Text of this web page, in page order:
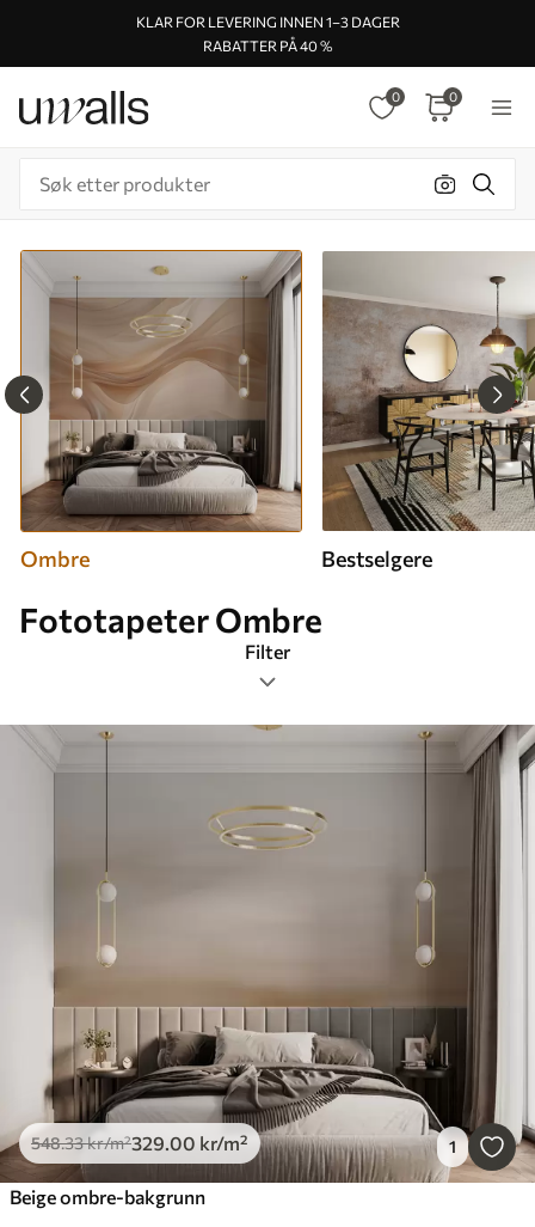
KLAR FOR LEVERING INNEN 1–3 DAGER
RABATTER PÅ 40 %
0 0
Ombre Bestselgere
Fototapeter Ombre
Filter
Tagger
Bildeformat
Farge
548.33kr/m²329.00 kr/m² 1
Beige ombre-bakgrunn